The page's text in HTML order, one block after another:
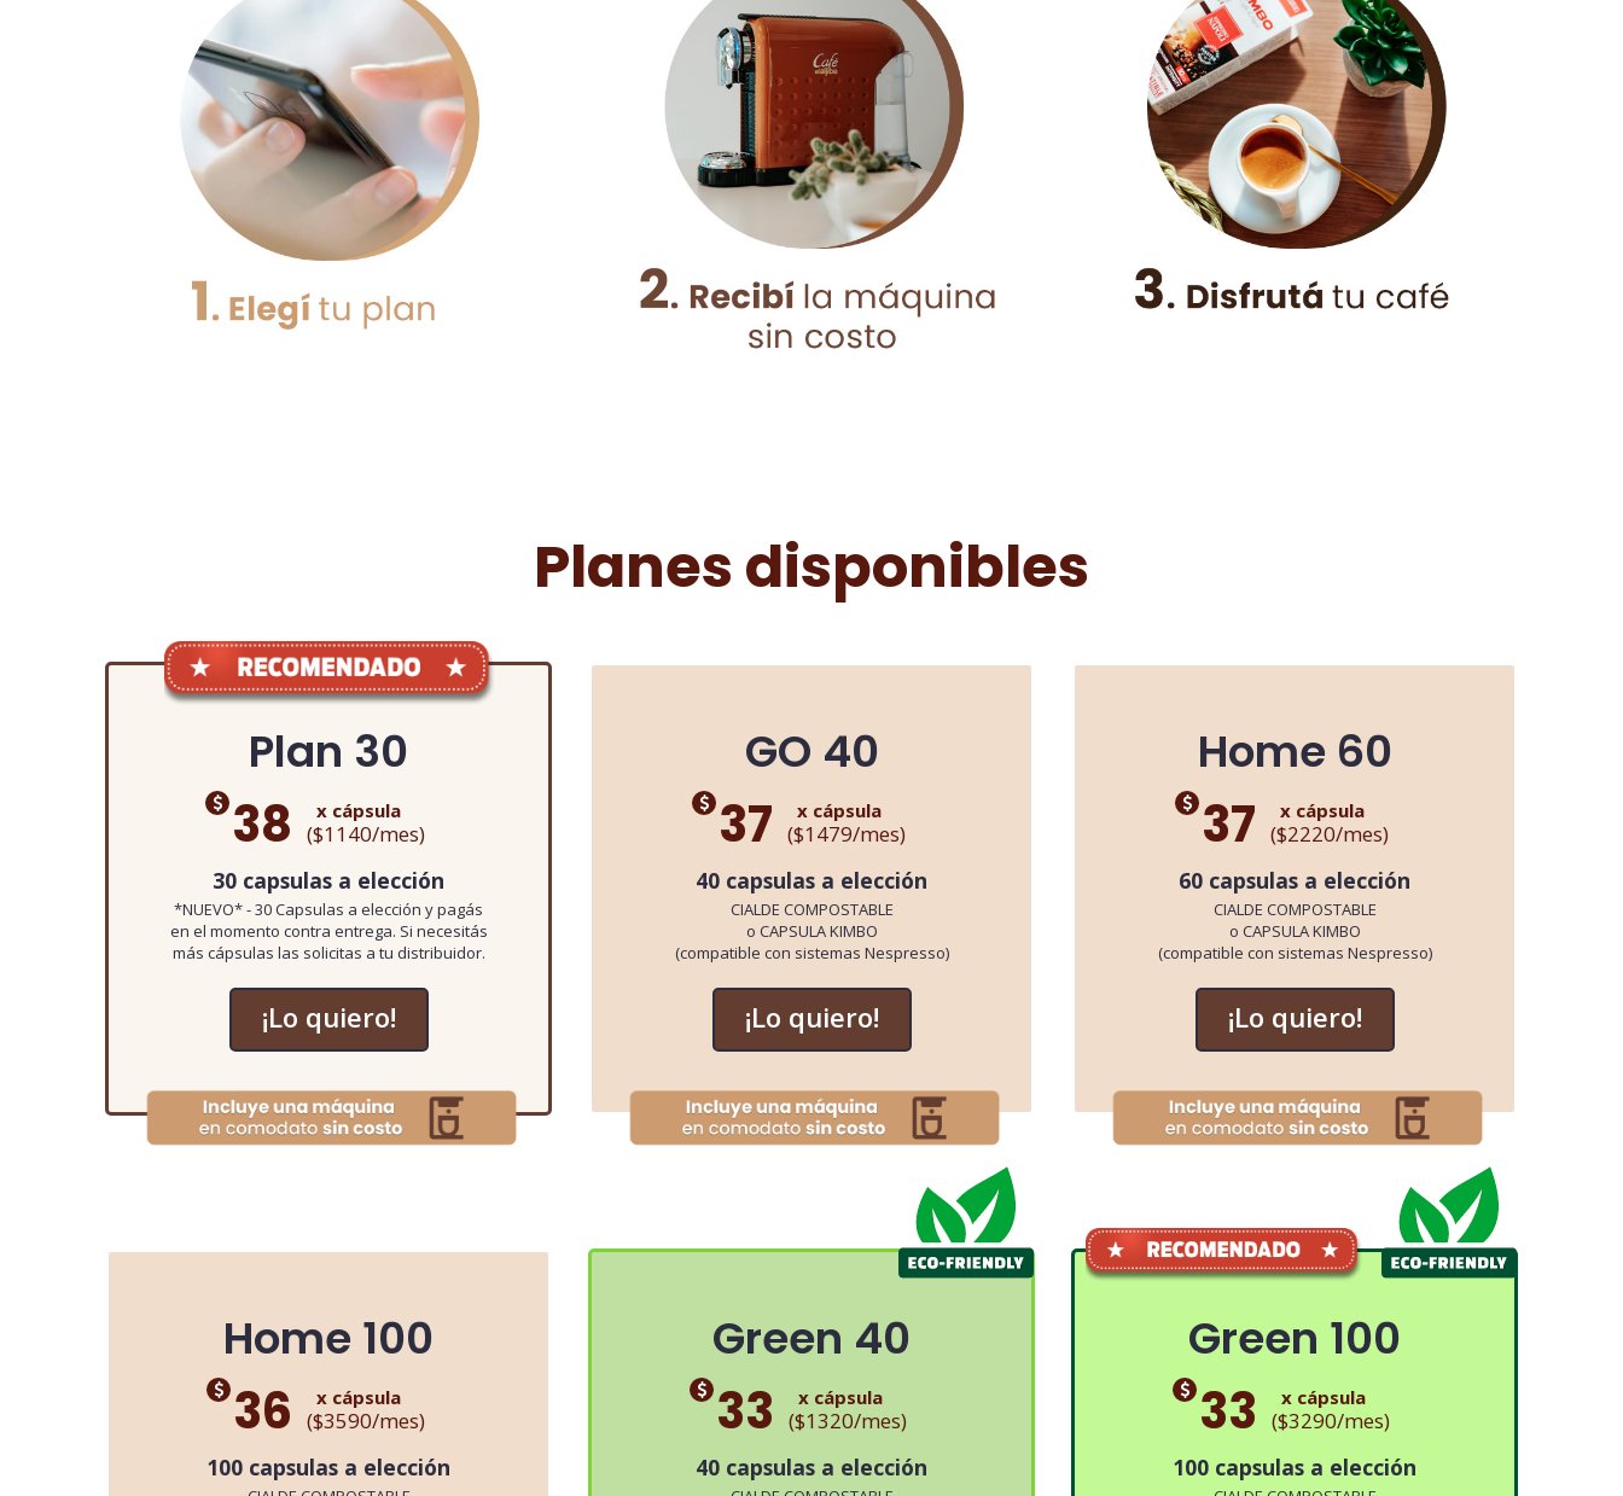
Planes disponibles
Plan 30
38 x cápsula
($1140/mes)
30 capsulas a elección
*NUEVO* - 30 Capsulas a elección y pagás
en el momento contra entrega. Si necesitás
más cápsulas las solicitas a tu distribuidor.
¡Lo quiero!
GO 40
37 x cápsula
($1479/mes)
40 capsulas a elección
CIALDE COMPOSTABLE
o CAPSULA KIMBO
(compatible con sistemas Nespresso)
¡Lo quiero!
Home 60
37 x cápsula
($2220/mes)
60 capsulas a elección
CIALDE COMPOSTABLE
o CAPSULA KIMBO
(compatible con sistemas Nespresso)
¡Lo quiero!
Home 100
36 x cápsula
($3590/mes)
100 capsulas a elección
Green 40
33 x cápsula
($1320/mes)
40 capsulas a elección
Green 100
33 x cápsula
($3290/mes)
100 capsulas a elección